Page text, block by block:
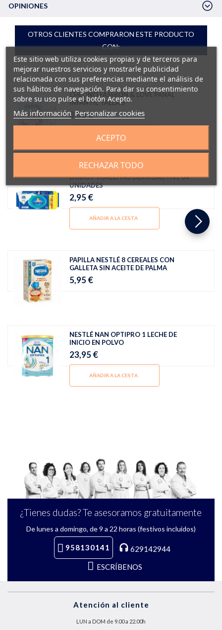
OPINIONES
OTROS CLIENTES COMPRARON ESTE PRODUCTO
CON:
CHELINO FASHION & LOVE PAÑAL
INFANTIL TALLA 3
8,35 €
AÑADIR A LA CESTA
DODOT TOALLITAS DERMOACTIVE 64
UNIDADES
2,95 €
AÑADIR A LA CESTA
PAPILLA NESTLÉ 8 CEREALES CON
GALLETA SIN ACEITE DE PALMA
5,95 €
NESTLÉ NAN OPTIPRO 1 LECHE DE
INICIO EN POLVO
23,95 €
AÑADIR A LA CESTA
¿Tienes dudas? Te asesoramos gratuitamente
De lunes a domingo, de 9 a 22 horas (festivos incluidos)
958130141
629142944
ESCRÍBENOS
Atención al cliente
LUN a DOM de 9.00 a 22.00h
Este sitio web utiliza cookies propias y de terceros para
mejorar nuestros servicios y mostrarle publicidad
relacionada con sus preferencias mediante el análisis de
sus hábitos de navegación. Para dar su consentimiento
sobre su uso pulse el botón Acepto.
Más información Personalizar cookies
RECHAZAR TODO
ACEPTO